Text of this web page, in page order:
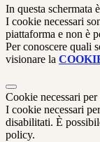
In questa schermata
I cookie necessari
piattaforma e non è
Per conoscere quali
visionare la
Cookie necessari
I cookie necessari
disabilitati. È
policy.